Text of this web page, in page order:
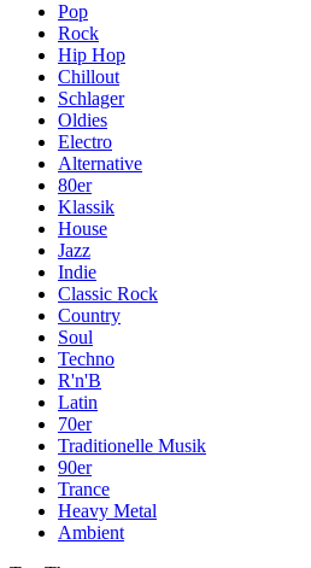
Pop
Rock
Hip Hop
Chillout
Schlager
Oldies
Electro
Alternative
80er
Klassik
House
Jazz
Indie
Classic Rock
Country
Soul
Techno
R'n'B
Latin
70er
Traditionelle Musik
90er
Trance
Heavy Metal
Ambient